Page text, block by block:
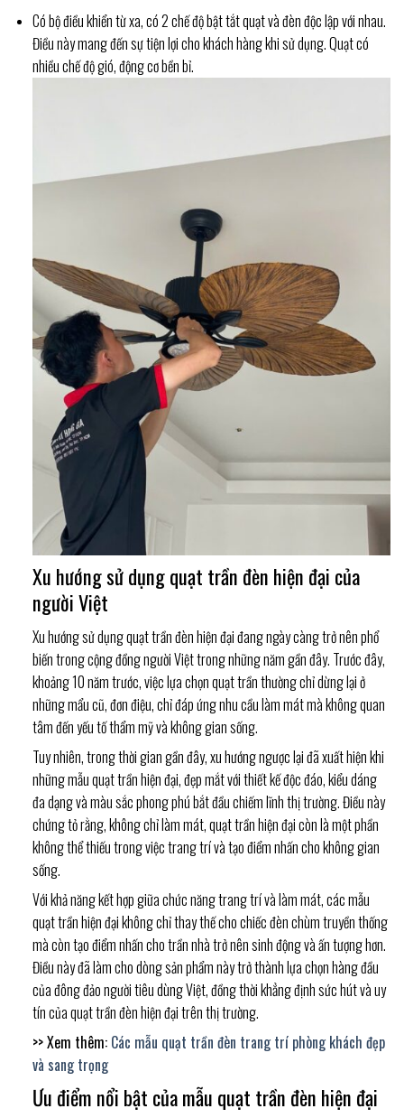
Có bộ điều khiển từ xa, có 2 chế độ bật tắt quạt và đèn độc lập với nhau.
Điều này mang đến sự tiện lợi cho khách hàng khi sử dụng. Quạt có
nhiều chế độ gió, động cơ bền bỉ.
Xu hướng sử dụng quạt trần đèn hiện đại của
người Việt
Xu hướng sử dụng quạt trần đèn hiện đại đang ngày càng trở nên phổ
biến trong cộng đồng người Việt trong những năm gần đây. Trước đây,
khoảng 10 năm trước, việc lựa chọn quạt trần thường chỉ dừng lại ở
những mẩu cũ, đơn điệu, chỉ đáp ứng nhu cầu làm mát mà không quan
tâm đến yếu tố thẩm mỹ và không gian sống.
Tuy nhiên, trong thời gian gần đây, xu hướng ngược lại đã xuất hiện khi
những mẫu quạt trần hiện đại, đẹp mắt với thiết kế độc đáo, kiểu dáng
đa dạng và màu sắc phong phú bắt đầu chiếm lĩnh thị trường. Điều này
chứng tỏ rằng, không chỉ làm mát, quạt trần hiện đại còn là một phần
không thể thiếu trong việc trang trí và tạo điểm nhấn cho không gian
sống.
Với khả năng kết hợp giữa chức năng trang trí và làm mát, các mẫu
quạt trần hiện đại không chỉ thay thế cho chiếc đèn chùm truyền thống
mà còn tạo điểm nhấn cho trần nhà trở nên sinh động và ấn tượng hơn.
Điều này đã làm cho dòng sản phẩm này trở thành lựa chọn hàng đầu
của đông đảo người tiêu dùng Việt, đồng thời khẳng định sức hút và uy
tín của quạt trần đèn hiện đại trên thị trường.
>> Xem thêm: Các mẫu quạt trần đèn trang trí phòng khách đẹp
và sang trọng
Ưu điểm nổi bật của mẫu quạt trần đèn hiện đại